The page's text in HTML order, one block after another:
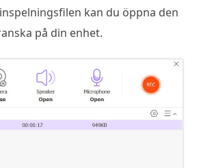
kan du öppna den
på din enhet.